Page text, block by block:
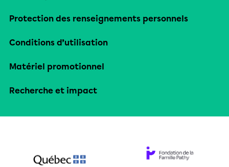
Protection des renseignements personnels
Conditions d’utilisation
Matériel promotionnel
Recherche et impact